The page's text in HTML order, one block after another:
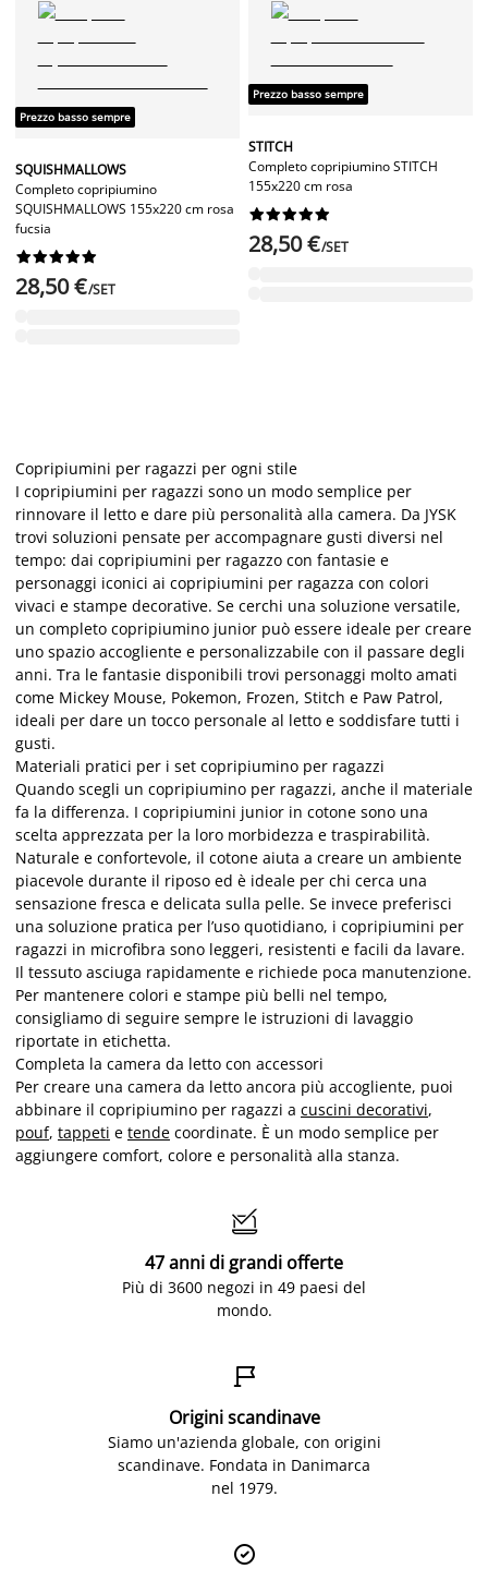
Prezzo basso sempre
SQUISHMALLOWS
Completo copripiumino
SQUISHMALLOWS 155x220 cm rosa
fucsia






28,50 €/SET
Prezzo basso sempre
STITCH
Completo copripiumino STITCH
155x220 cm rosa






28,50 €/SET
Copripiumini per ragazzi per ogni stile
I copripiumini per ragazzi sono un modo semplice per
rinnovare il letto e dare più personalità alla camera. Da JYSK
trovi soluzioni pensate per accompagnare gusti diversi nel
tempo: dai copripiumini per ragazzo con fantasie e
personaggi iconici ai copripiumini per ragazza con colori
vivaci e stampe decorative. Se cerchi una soluzione versatile,
un completo copripiumino junior può essere ideale per creare
uno spazio accogliente e personalizzabile con il passare degli
anni. Tra le fantasie disponibili trovi personaggi molto amati
come Mickey Mouse, Pokemon, Frozen, Stitch e Paw Patrol,
ideali per dare un tocco personale al letto e soddisfare tutti i
gusti.
Materiali pratici per i set copripiumino per ragazzi
Quando scegli un copripiumino per ragazzi, anche il materiale
fa la differenza. I copripiumini junior in cotone sono una
scelta apprezzata per la loro morbidezza e traspirabilità.
Naturale e confortevole, il cotone aiuta a creare un ambiente
piacevole durante il riposo ed è ideale per chi cerca una
sensazione fresca e delicata sulla pelle. Se invece preferisci
una soluzione pratica per l’uso quotidiano, i copripiumini per
ragazzi in microfibra sono leggeri, resistenti e facili da lavare.
Il tessuto asciuga rapidamente e richiede poca manutenzione.
Per mantenere colori e stampe più belli nel tempo,
consigliamo di seguire sempre le istruzioni di lavaggio
riportate in etichetta.
Completa la camera da letto con accessori
Per creare una camera da letto ancora più accogliente, puoi
abbinare il copripiumino per ragazzi a cuscini decorativi,
pouf, tappeti e tende coordinate. È un modo semplice per
aggiungere comfort, colore e personalità alla stanza.

47 anni di grandi offerte
Più di 3600 negozi in 49 paesi del
mondo.

Origini scandinave
Siamo un'azienda globale, con origini
scandinave. Fondata in Danimarca
nel 1979.
